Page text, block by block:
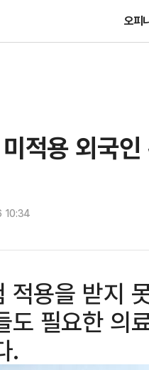
오피
적용 외국
10:34
적용을 받지
도 필요한 의
.